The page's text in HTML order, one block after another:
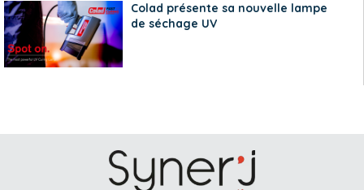
Colad présente sa nouvelle lampe
de séchage UV